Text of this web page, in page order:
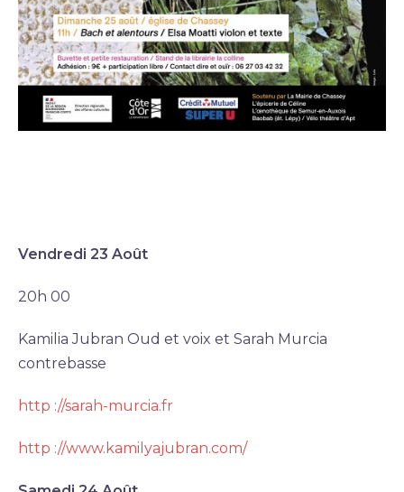
Vendredi 23 Août
20h 00
Kamilia Jubran Oud et voix et Sarah Murcia
contrebasse
http ://sarah-murcia.fr
http ://www.kamilyajubran.com/